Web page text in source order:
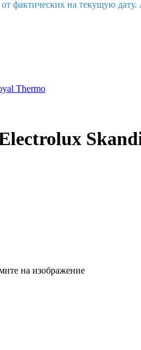
фактических на текущую
Thermo
на изображение